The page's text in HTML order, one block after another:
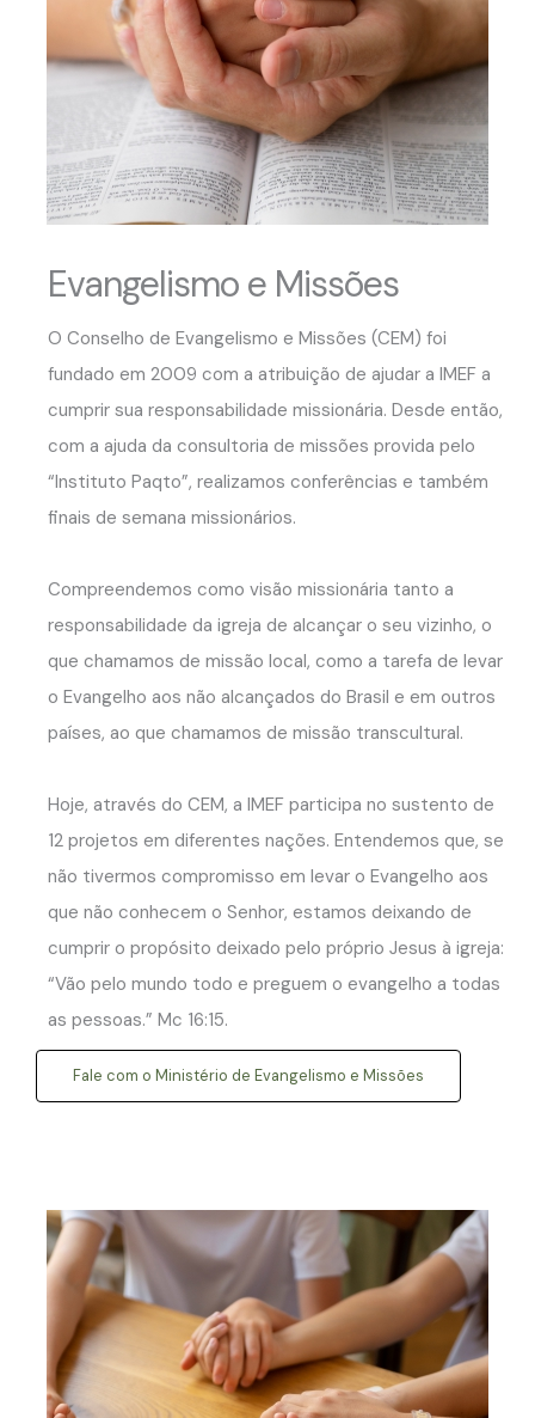
Evangelismo e Missões
O Conselho de Evangelismo e Missões (CEM) foi
fundado em 2009 com a atribuição de ajudar a IMEF a
cumprir sua responsabilidade missionária. Desde então,
com a ajuda da consultoria de missões provida pelo
“Instituto Paqto”, realizamos conferências e também
finais de semana missionários.
Compreendemos como visão missionária tanto a
responsabilidade da igreja de alcançar o seu vizinho, o
que chamamos de missão local, como a tarefa de levar
o Evangelho aos não alcançados do Brasil e em outros
países, ao que chamamos de missão transcultural.
Hoje, através do CEM, a IMEF participa no sustento de
12 projetos em diferentes nações. Entendemos que, se
não tivermos compromisso em levar o Evangelho aos
que não conhecem o Senhor, estamos deixando de
cumprir o propósito deixado pelo próprio Jesus à igreja:
“Vão pelo mundo todo e preguem o evangelho a todas
as pessoas.” Mc 16:15.
Fale com o Ministério de Evangelismo e Missões